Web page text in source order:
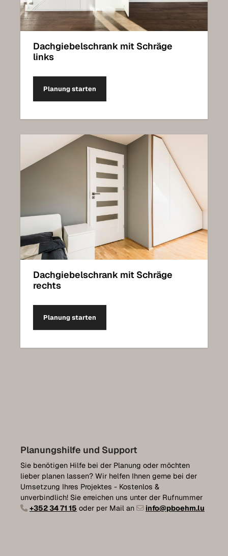
Dachgiebelschrank mit Schräge
links
Planung starten
Dachgiebelschrank mit Schräge
rechts
Planung starten
Planungshilfe und Support
Sie benötigen Hilfe bei der Planung oder möchten
lieber planen lassen? Wir helfen Ihnen gerne bei der
Umsetzung Ihres Projektes - Kostenlos &
unverbindlich! Sie erreichen uns unter der Rufnummer
+352 34 71 15 oder per Mail an info@pboehm.lu